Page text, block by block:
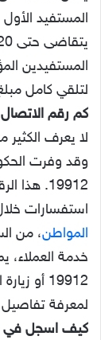
المستفيد
المستفيدين
لتلقي كامل
كم رقم
لا يعرف
وقد وفرت
19912.
استفسارات
المواطن
خدمة العملاء،
19912
لمعرفة
كيف اسجل في